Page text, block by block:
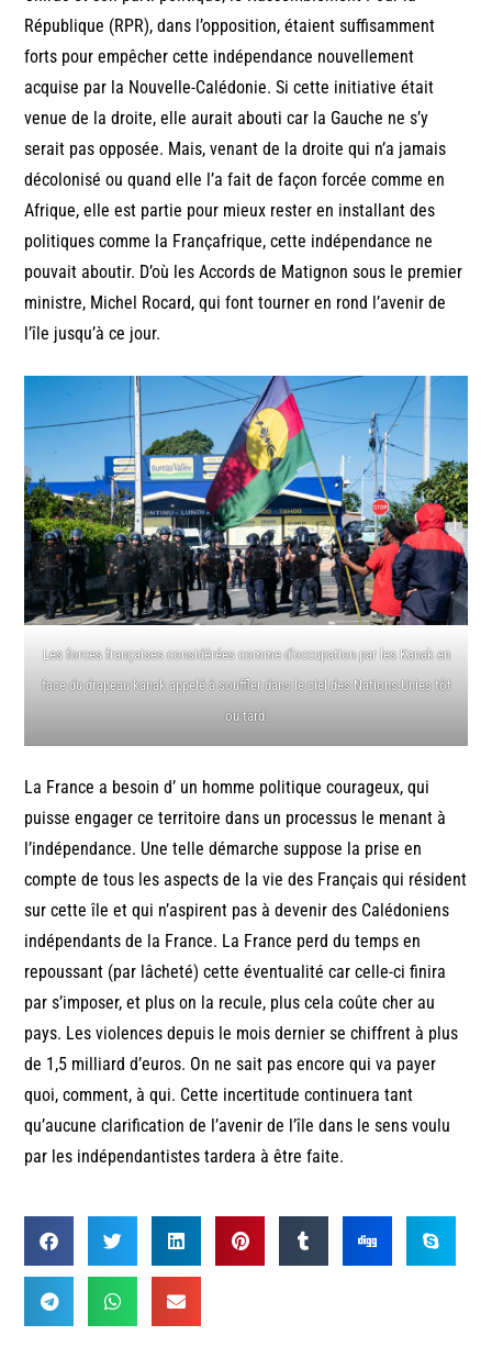
République (RPR), dans l’opposition, étaient suffisamment
forts pour empêcher cette indépendance nouvellement
acquise par la Nouvelle-Calédonie. Si cette initiative était
venue de la droite, elle aurait abouti car la Gauche ne s’y
serait pas opposée. Mais, venant de la droite qui n’a jamais
décolonisé ou quand elle l’a fait de façon forcée comme en
Afrique, elle est partie pour mieux rester en installant des
politiques comme la Françafrique, cette indépendance ne
pouvait aboutir. D’où les Accords de Matignon sous le premier
ministre, Michel Rocard, qui font tourner en rond l’avenir de
l’île jusqu’à ce jour.
Les forces françaises considérées comme d’occupation par les Kanak en
face du drapeau kanak appelé à souffler dans le ciel des Nations-Unies tôt
ou tard.
La France a besoin d’ un homme politique courageux, qui
puisse engager ce territoire dans un processus le menant à
l’indépendance. Une telle démarche suppose la prise en
compte de tous les aspects de la vie des Français qui résident
sur cette île et qui n’aspirent pas à devenir des Calédoniens
indépendants de la France. La France perd du temps en
repoussant (par lâcheté) cette éventualité car celle-ci finira
par s’imposer, et plus on la recule, plus cela coûte cher au
pays. Les violences depuis le mois dernier se chiffrent à plus
de 1,5 milliard d’euros. On ne sait pas encore qui va payer
quoi, comment, à qui. Cette incertitude continuera tant
qu’aucune clarification de l’avenir de l’île dans le sens voulu
par les indépendantistes tardera à être faite.